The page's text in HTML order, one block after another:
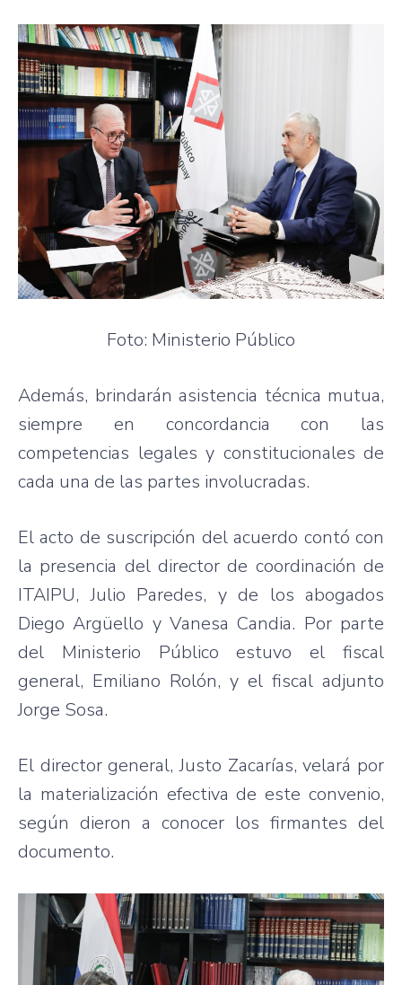
Foto: Ministerio Público
Además, brindarán asistencia técnica mutua,
siempre en concordancia con las
competencias legales y constitucionales de
cada una de las partes involucradas.
El acto de suscripción del acuerdo contó con
la presencia del director de coordinación de
ITAIPU, Julio Paredes, y de los abogados
Diego Argüello y Vanesa Candia. Por parte
del Ministerio Público estuvo el fiscal
general, Emiliano Rolón, y el fiscal adjunto
Jorge Sosa.
El director general, Justo Zacarías, velará por
la materialización efectiva de este convenio,
según dieron a conocer los firmantes del
documento.